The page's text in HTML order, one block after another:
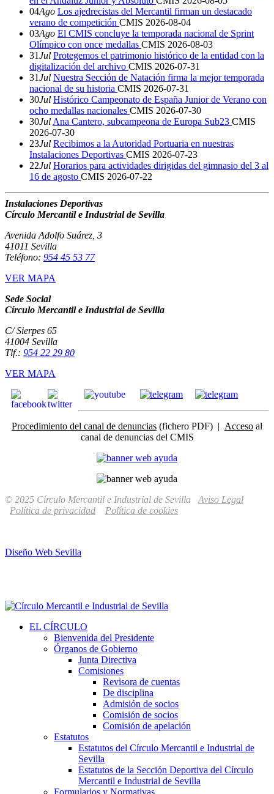
04Ago Los ajedrecistas del Mercantil firman un destacado
verano de competición CMIS 2026-08-04
03Ago El CMIS concluye la temporada nacional de Sprint
Olímpico con once medallas CMIS 2026-08-03
31Jul Protegemos el patrimonio histórico de la entidad con la
digitalización del archivo CMIS 2026-07-31
31Jul Nuestra Sección de Natación firma la mejor temporada
nacional de su historia CMIS 2026-07-31
30Jul Histórico Campeonato de España Junior de Verano con
ocho medallas nacionales CMIS 2026-07-30
30Jul Ana Cantero, subcampeona de Europa Sub23 CMIS
2026-07-30
23Jul Recibimos a la Autoridad Portuaria en nuestras
Instalaciones Deportivas CMIS 2026-07-23
22Jul Horarios para actividades dirigidas del gimnasio del 3 al
16 de agosto CMIS 2026-07-22
Instalaciones Deportivas
Círculo Mercantil e Industrial de Sevilla
Avenida Adolfo Suárez, 3
41011 Sevilla
Teléfono: 954 45 53 77
VER MAPA
Sede Social
Círculo Mercantil e Industrial de Sevilla
C/ Sierpes 65
41004 Sevilla
Tlf.: 954 22 29 80
VER MAPA
Procedimiento del canal de denuncias (fichero PDF) | Acceso al
canal de denuncias del CMIS
© 2025 Círculo Mercantil e Industrial de Sevilla Aviso Legal
Política de privacidad
Política de cookies
Diseño Web Sevilla
EL CÍRCULO
Bienvenida del Presidente
Órganos de Gobierno
Junta Directiva
Comisiones
Revisora de cuentas
De disciplina
Admisión de socios
Comisión de socios
Comisión de apelación
Estatutos
Estatutos del Círculo Mercantil e Industrial de
Sevilla
Estatutos de la Sección Deportiva del Círculo
Mercantil e Industrial de Sevilla